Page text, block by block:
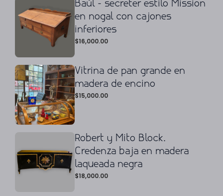
Baúl - secreter estilo Mission
en nogal con cajones
inferiores
$16,000.00
Vitrina de pan grande en
madera de encino
$15,000.00
Robert y Mito Block.
Credenza baja en madera
laqueada negra
$18,000.00